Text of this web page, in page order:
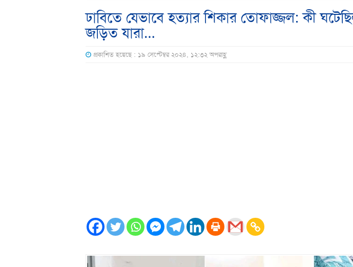
ঢাবিতে যেভাবে হত্যার শিকার তোফাজ্জল: কী
জড়িত যারা…
প্রকাশিত হয়েছে : ১৯ সেপ্টেম্বর ২০২৪, ১২:৩২ অপরাহ্ণ